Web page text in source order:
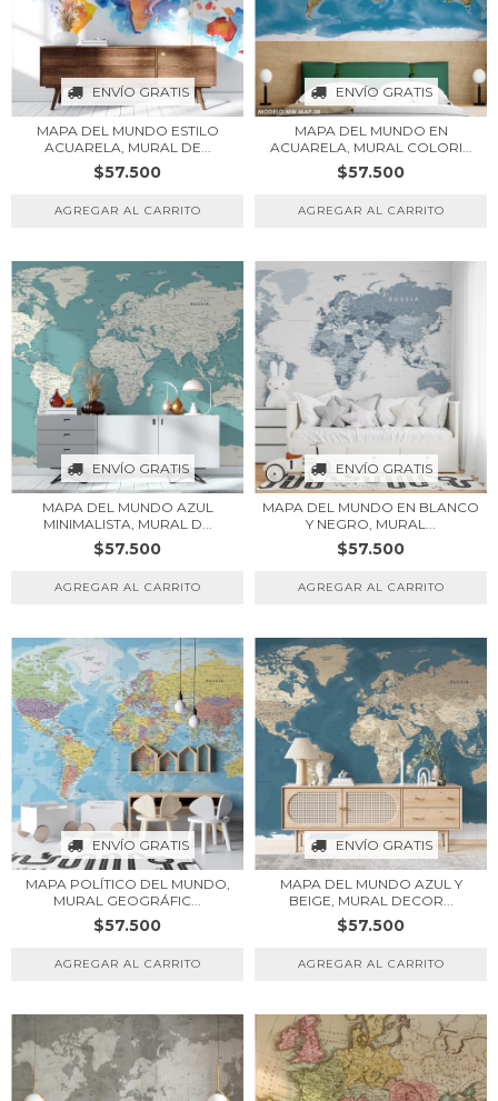
ENVÍO GRATIS
MAPA DEL MUNDO ESTILO
ACUARELA, MURAL DE...
$57.500
ENVÍO GRATIS
MAPA DEL MUNDO EN
ACUARELA, MURAL COLORI...
$57.500
ENVÍO GRATIS
MAPA DEL MUNDO AZUL
MINIMALISTA, MURAL D...
$57.500
ENVÍO GRATIS
MAPA DEL MUNDO EN BLANCO
Y NEGRO, MURAL...
$57.500
ENVÍO GRATIS
MAPA POLÍTICO DEL MUNDO,
MURAL GEOGRÁFIC...
$57.500
ENVÍO GRATIS
MAPA DEL MUNDO AZUL Y
BEIGE, MURAL DECOR...
$57.500